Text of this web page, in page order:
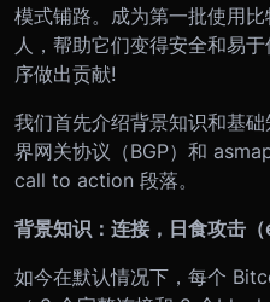
模式铺路。成为第一批使用
人，帮助它们变得安全和易
序做出贡献!
我们首先介绍背景知识和基
界网关协议（BGP）和
call to action 段落。
背景知识：连接，日食攻击
如今在默认情况下，每个